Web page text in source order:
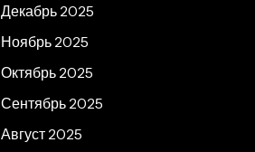
Декабрь 2025
Ноябрь 2025
Октябрь 2025
Сентябрь 2025
Август 2025